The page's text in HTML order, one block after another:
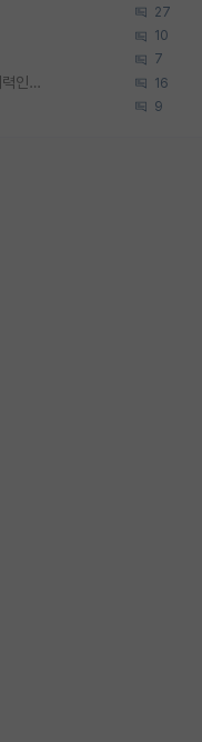
27
10
7
박사진학하기에 2억은 괜찮은 (?) 정도의 경제력인가요 16
9